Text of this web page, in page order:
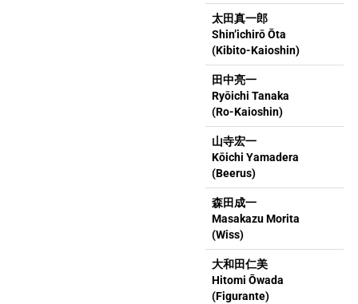
太田真一郎
Shin’ichirō Ōta
(Kibito-Kaioshin)
田中亮一
Ryōichi Tanaka
(Ro-Kaioshin)
山寺宏一
Kōichi Yamadera
(Beerus)
森田成一
Masakazu Morita
(Wiss)
大和田仁美
Hitomi Ōwada
(Figurante)